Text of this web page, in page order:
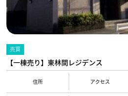
売買
【一棟売り】東林間レジデンス
住所 アクセス